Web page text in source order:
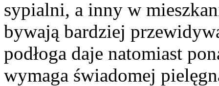
sypialni, a inny w
bywają bardziej
podłoga daje natomiast
wymaga świadomej